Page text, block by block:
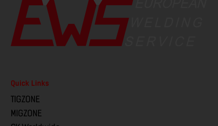
Quick Links
TIGZONE
MIGZONE